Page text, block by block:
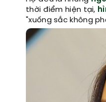
thời điểm hiện tại,
"xuống sắc không